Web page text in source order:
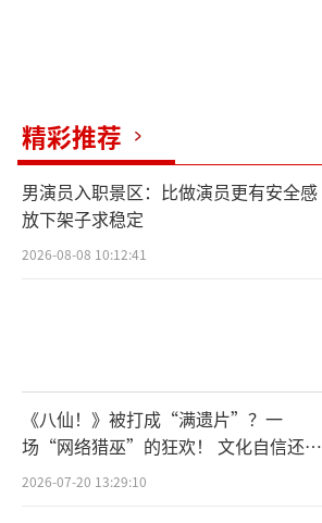
精彩推荐
男演员入职景区：比做演员更有安全感
放下架子求稳定
2026-08-08 10:12:41
《八仙！》被打成“满遗片”？一
场“网络猎巫”的狂欢！ 文化自信还是
焦虑？
2026-07-20 13:29:10